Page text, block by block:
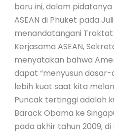
baru ini, dalam pidatonya
ASEAN di Phuket pada
menandatangani
Kerjasama ASEAN,
menyatakan bahwa
dapat “menyusun
lebih kuat saat kita
Puncak tertinggi adalah
Barack Obama ke
pada akhir tahun 2009,